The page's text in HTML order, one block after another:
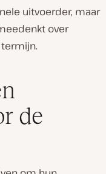
uitvoerder, maar
over
de